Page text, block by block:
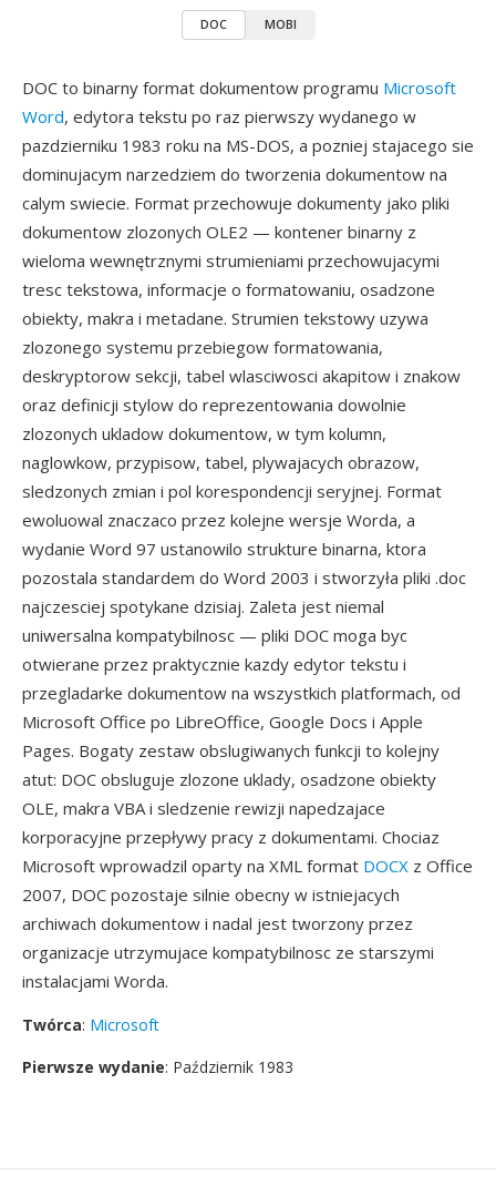
DOC MOBI
DOC to binarny format dokumentow programu Microsoft
Word, edytora tekstu po raz pierwszy wydanego w
pazdzierniku 1983 roku na MS-DOS, a pozniej stajacego sie
dominujacym narzedziem do tworzenia dokumentow na
calym swiecie. Format przechowuje dokumenty jako pliki
dokumentow zlozonych OLE2 — kontener binarny z
wieloma wewnętrznymi strumieniami przechowujacymi
tresc tekstowa, informacje o formatowaniu, osadzone
obiekty, makra i metadane. Strumien tekstowy uzywa
zlozonego systemu przebiegow formatowania,
deskryptorow sekcji, tabel wlasciwosci akapitow i znakow
oraz definicji stylow do reprezentowania dowolnie
zlozonych ukladow dokumentow, w tym kolumn,
naglowkow, przypisow, tabel, plywajacych obrazow,
sledzonych zmian i pol korespondencji seryjnej. Format
ewoluowal znaczaco przez kolejne wersje Worda, a
wydanie Word 97 ustanowilo strukture binarna, ktora
pozostala standardem do Word 2003 i stworzyła pliki .doc
najczesciej spotykane dzisiaj. Zaleta jest niemal
uniwersalna kompatybilnosc — pliki DOC moga byc
otwierane przez praktycznie kazdy edytor tekstu i
przegladarke dokumentow na wszystkich platformach, od
Microsoft Office po LibreOffice, Google Docs i Apple
Pages. Bogaty zestaw obslugiwanych funkcji to kolejny
atut: DOC obsluguje zlozone uklady, osadzone obiekty
OLE, makra VBA i sledzenie rewizji napedzajace
korporacyjne przepływy pracy z dokumentami. Chociaz
Microsoft wprowadzil oparty na XML format DOCX z Office
2007, DOC pozostaje silnie obecny w istniejacych
archiwach dokumentow i nadal jest tworzony przez
organizacje utrzymujace kompatybilnosc ze starszymi
instalacjami Worda.
Twórca: Microsoft
Pierwsze wydanie: Październik 1983